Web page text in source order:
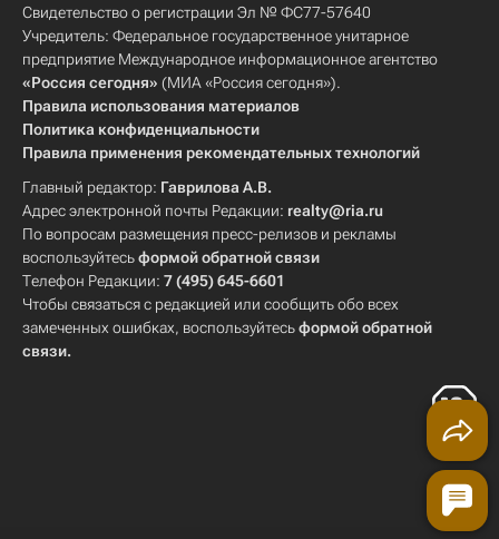
Свидетельство о регистрации Эл № ФС77-57640
Учредитель: Федеральное государственное унитарное
предприятие Международное информационное агентство
«Россия сегодня» (МИА «Россия сегодня»).
Правила использования материалов
Политика конфиденциальности
Правила применения рекомендательных технологий
Главный редактор: Гаврилова А.В.
Адрес электронной почты Редакции: realty@ria.ru
По вопросам размещения пресс-релизов и рекламы
воспользуйтесьформой обратной связи
Телефон Редакции: 7 (495) 645-6601
Чтобы связаться с редакцией или сообщить обо всех
замеченных ошибках, воспользуйтесьформой обратной
связи.